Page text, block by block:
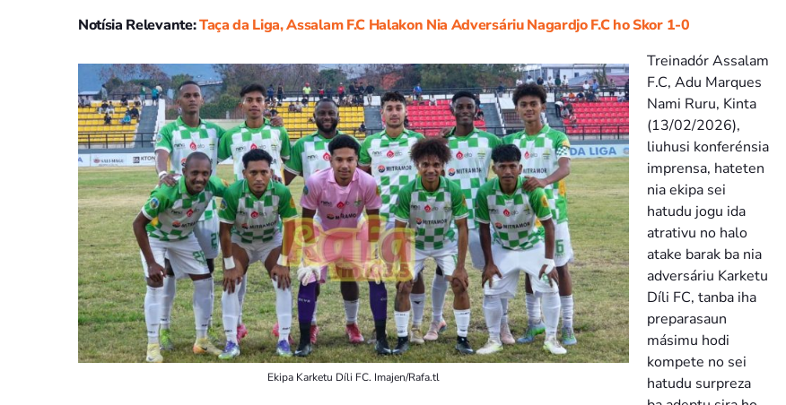
Notísia Relevante:Taça da Liga, Assalam F.C Halakon Nia Adversáriu Nagardjo F.C ho Skor 1-0
Ekipa Karketu Díli FC. Imajen/Rafa.tl
Treinadór Assalam
F.C, Adu Marques
Nami Ruru, Kinta
(13/02/2026),
liuhusi konferénsia
imprensa, hateten
nia ekipa sei
hatudu jogu ida
atrativu no halo
atake barak ba nia
adversáriu Karketu
Díli FC, tanba iha
preparasaun
másimu hodi
kompete no sei
hatudu surpreza